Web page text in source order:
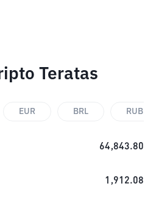
Teratas
EUR BRL RUB
64,843.80
1,912.08